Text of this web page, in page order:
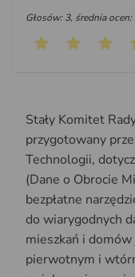
Głosów: 3, średnia ocen:
Stały Komitet
przygotowany
Technologii,
(Dane o Obrocie
bezpłatne
do wiarygodnych
mieszkań i
pierwotnym i